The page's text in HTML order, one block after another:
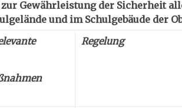
zur Gewährleistung der Sicherheit
und im Schulgebäude der
Regelung